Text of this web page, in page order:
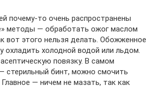
почему-то очень распространены
методы — обработать ожог маслом
вот этого нельзя делать. Обожженное
охладить холодной водой или льдом.
повязку. В самом
стерильный бинт, можно смочить
— ничем не мазать, так как